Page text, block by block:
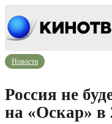
Новости
Россия не
на «Оскар» в